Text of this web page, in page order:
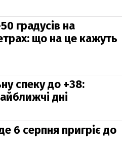
градусів на
що на це кажуть
спеку до +38:
дні
6 серпня пригріє до